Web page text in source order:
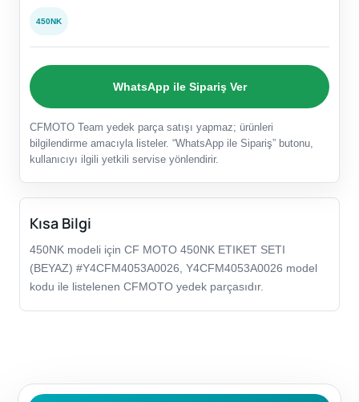
450NK
WhatsApp ile Sipariş Ver
CFMOTO Team yedek parça satışı yapmaz; ürünleri
bilgilendirme amacıyla listeler. “WhatsApp ile Sipariş” butonu,
kullanıcıyı ilgili yetkili servise yönlendirir.
Kısa Bilgi
450NK modeli için CF MOTO 450NK ETIKET SETI
(BEYAZ) #Y4CFM4053A0026, Y4CFM4053A0026 model
kodu ile listelenen CFMOTO yedek parçasıdır.